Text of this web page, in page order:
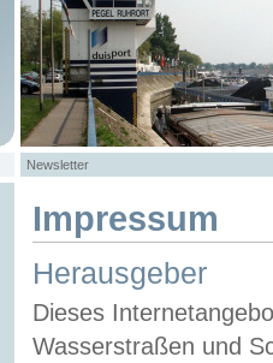
Newsletter
Impressum
Herausgeber
Dieses
Wasserstraßen und